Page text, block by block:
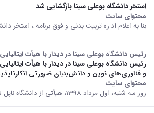
استخر دانشگاه بوعلی سینا بازگشایی شد
محتوای سایت
بنا به اعلام اداره تربیت بدنی و فوق برنامه ، استخر دانشگاه پس از
رئیس دانشگاه بوعلی سینا در دیدار با هیأت
رئیس دانشگاه بوعلی سینا در دیدار با هیأت
و فناوری‌های نوین و دانش‌بنیان ضرورتی
محتوای سایت
روز سه شنبه، اول مرداد 1398، هیأتی از دانشگاه ناپل شرقی ایتالیا با رئیس دانشگاه بوعلی سینا دیدار و گفتگو نمودند.